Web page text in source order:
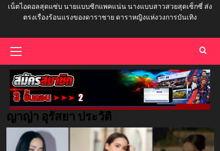
เน็ตไอดอลสุดแซ่บ นายแบบซิกแพคแน่น นางแบบสาวสวยสุดเซ็กซี่ ส่ง
ตรงเรื่องร้อนแรงของดาราชาย ดาราหญิงแห่งวงการบันเทิง
Menu
ญาญ่า อุรัสยา ประวัติ